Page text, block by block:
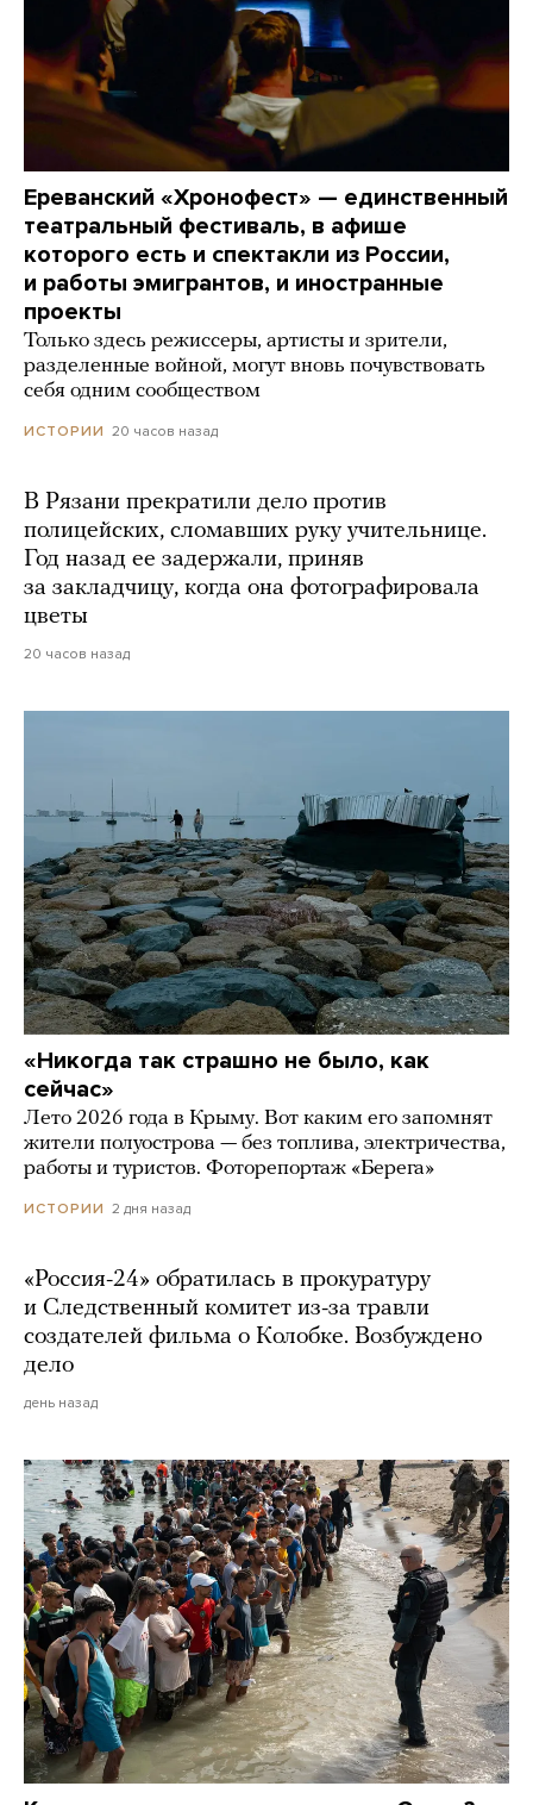
Ереванский «Хронофест» — единственный
театральный фестиваль, в афише
которого есть и спектакли из России,
и работы эмигрантов, и иностранные
проекты
Только здесь режиссеры, артисты и зрители,
разделенные войной, могут вновь почувствовать
себя одним сообществом
ИСТОРИИ 20 часов назад
В Рязани прекратили дело против
полицейских, сломавших руку учительнице.
Год назад ее задержали, приняв
за закладчицу, когда она фотографировала
цветы
20 часов назад
«Никогда так страшно не было, как
сейчас»
Лето 2026 года в Крыму. Вот каким его запомнят
жители полуострова — без топлива, электричества,
работы и туристов. Фоторепортаж «Берега»
ИСТОРИИ 2 дня назад
«Россия-24» обратилась в прокуратуру
и Следственный комитет из-за травли
создателей фильма о Колобке. Возбуждено
дело
день назад